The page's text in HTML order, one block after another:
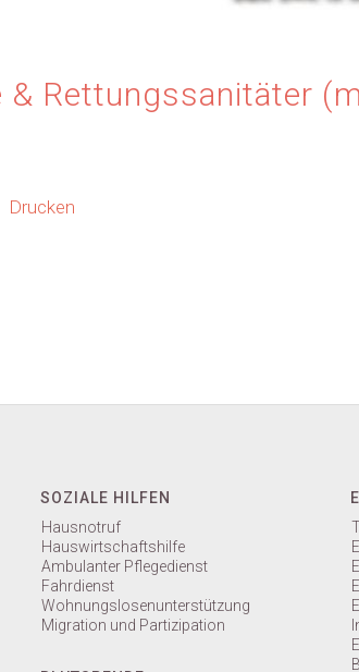
& Rettungssanitäter
Drucken
SOZIALE HILFEN
Hausnotruf
Hauswirtschaftshilfe
Ambulanter Pflegedienst
Fahrdienst
Wohnungslosenunterstützung
Migration und Partizipation